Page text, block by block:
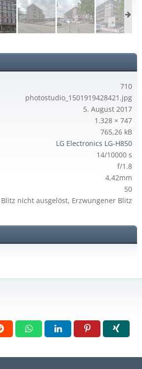
710
photostudio_1501919428421.jpg
5. August 2017
1.328 × 747
765,26 kB
LG Electronics LG-H850
14/10000 s
f/1.8
4,42mm
50
Blitz nicht ausgelöst, Erzwungener Blitz